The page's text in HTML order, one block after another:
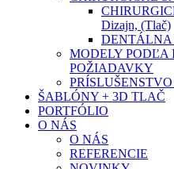
Dizajn, (Tlač)
DENTÁLNA
MODELY
POŽIADAVKY
ŠABLÓNY + 3D TLAČ
PORTFÓLIO
O NÁS
O NÁS
REFERENCIE